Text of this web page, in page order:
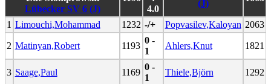
Lübecker SV 6 (J)
4.0
(J)
1 Limouchi,Mohammad 1232 -/+ Popvasilev,Kaloyan 2063
2 Matinyan,Robert 1193
0 -
1
Ahlers,Knut 1821
3 Saage,Paul 1169
0 -
1
Thiele,Björn 1292